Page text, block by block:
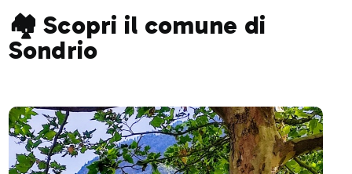
🏘️ Scopri il comune di
Sondrio